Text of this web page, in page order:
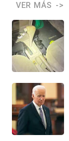
VER MÁS